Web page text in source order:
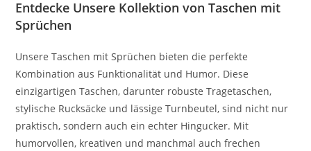
Entdecke Unsere Kollektion von Taschen mit
Sprüchen
Unsere Taschen mit Sprüchen bieten die perfekte
Kombination aus Funktionalität und Humor. Diese
einzigartigen Taschen, darunter robuste Tragetaschen,
stylische Rucksäcke und lässige Turnbeutel, sind nicht nur
praktisch, sondern auch ein echter Hingucker. Mit
humorvollen, kreativen und manchmal auch frechen